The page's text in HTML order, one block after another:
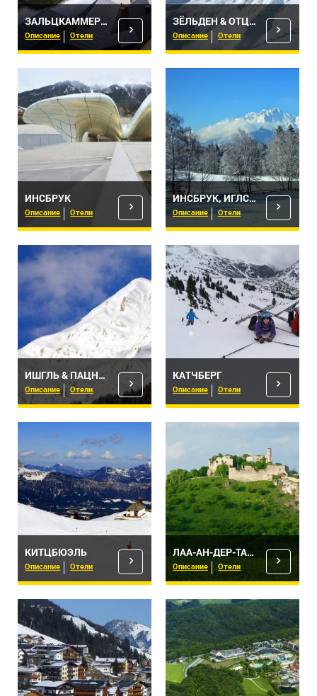
ЗАЛЬЦКАММЕРГУТ
Описание Отели
ЗЁЛЬДЕН & ОТЦТАЛЬ
Описание Отели
ИНСБРУК
Описание Отели
ИНСБРУК, ИГЛС И ОКРЕСТНОСТИ
Описание Отели
ИШГЛЬ & ПАЦНАУНТАЛЬ
Описание Отели
КАТЧБЕРГ
Описание Отели
КИТЦБЮЭЛЬ
Описание Отели
ЛАА-АН-ДЕР-ТАЙЯ
Описание Отели